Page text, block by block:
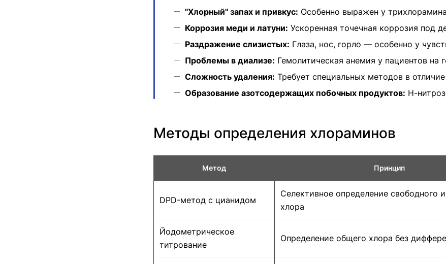
"Хлорный" запах и привкус: Особенно выражен у трихлорамина
Коррозия меди и латуни: Ускоренная точечная коррозия под
Раздражение слизистых: Глаза, нос, горло — особенно у
Проблемы в диализе: Гемолитическая анемия у пациентов на
Сложность удаления: Требует специальных методов в
Образование азотсодержащих побочных продуктов: Н-
Методы определения хлораминов
Метод Принцип
DPD-метод с цианидом
Селективное определение свободного
хлора
Йодометрическое
титрование
Определение общего хлора без